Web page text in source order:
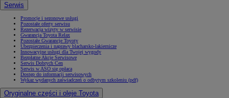
Serwis
Promocje i sezonowe usługi
Pozostałe oferty serwisu
Rezerwacja wizyty w serwisie
Gwarancja Toyota Relax
Pozostałe Gwarancje Toyoty
Ubezpieczenia i naprawy blacharsko-lakiernicze
Innowacyjne usługi dla Twojej wygody
Bezpłatne Akcje Serwisowe
Serwis Dobrych Cen
Serwis w ASO się opłaca
Dostęp do informacji serwisowych
Wykaz wydanych zaświadczeń o odbytym szkoleniu (pdf)
Oryginalne części i oleje Toyota